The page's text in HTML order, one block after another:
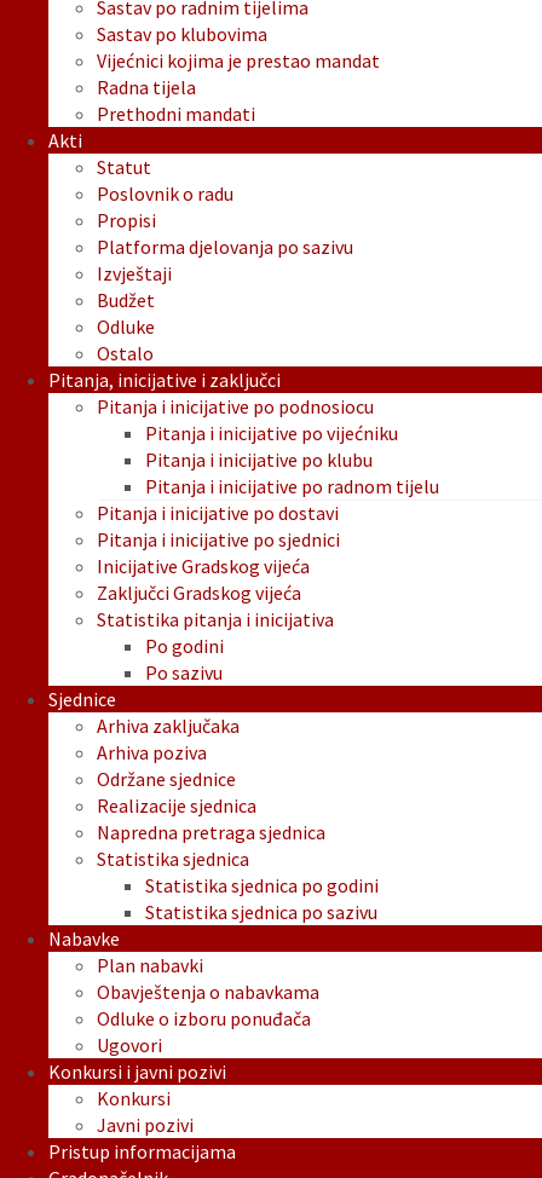
Sastav po radnim tijelima
Sastav po klubovima
Vijećnici kojima je prestao mandat
Radna tijela
Prethodni mandati
Akti
Statut
Poslovnik o radu
Propisi
Platforma djelovanja po sazivu
Izvještaji
Budžet
Odluke
Ostalo
Pitanja, inicijative i zaključci
Pitanja i inicijative po podnosiocu
Pitanja i inicijative po vijećniku
Pitanja i inicijative po klubu
Pitanja i inicijative po radnom tijelu
Pitanja i inicijative po dostavi
Pitanja i inicijative po sjednici
Inicijative Gradskog vijeća
Zaključci Gradskog vijeća
Statistika pitanja i inicijativa
Po godini
Po sazivu
Sjednice
Arhiva zaključaka
Arhiva poziva
Održane sjednice
Realizacije sjednica
Napredna pretraga sjednica
Statistika sjednica
Statistika sjednica po godini
Statistika sjednica po sazivu
Nabavke
Plan nabavki
Obavještenja o nabavkama
Odluke o izboru ponuđača
Ugovori
Konkursi i javni pozivi
Konkursi
Javni pozivi
Pristup informacijama